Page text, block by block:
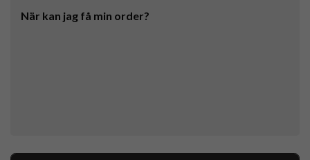
När kan jag få min order?